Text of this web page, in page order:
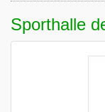
Sporthalle